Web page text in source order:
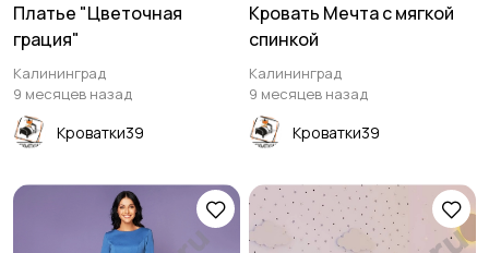
Платье "Цветочная
грация"
Калининград
9 месяцев назад
Кроватки39
Кровать Мечта с мягкой
спинкой
Калининград
9 месяцев назад
Кроватки39